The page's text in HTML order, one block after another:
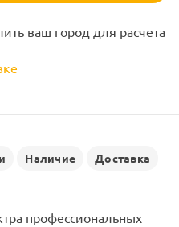
ваш город для расчета
Наличие Доставка
профессиональных